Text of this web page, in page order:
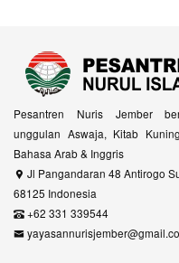
Pesantren Nuris Jember
unggulan Aswaja, Kitab
Bahasa Arab & Inggris
Jl Pangandaran 48 Antirogo
68125 Indonesia
+62 331 339544